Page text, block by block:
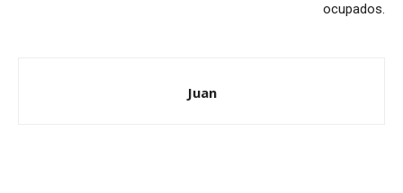
ocupados.
Juan